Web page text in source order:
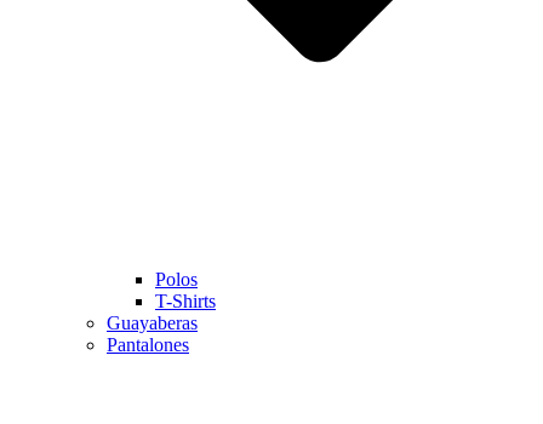
Polos
T-Shirts
Guayaberas
Pantalones